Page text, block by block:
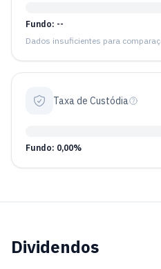
Fundo: --
Dados insuficientes para
Taxa de Custódia
Fundo: 0,00%
Dividendos